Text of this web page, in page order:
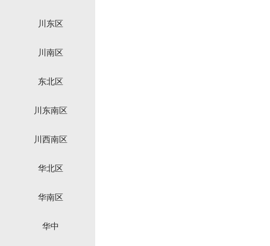
川东区
川南区
东北区
川东南区
川西南区
华北区
华南区
华中